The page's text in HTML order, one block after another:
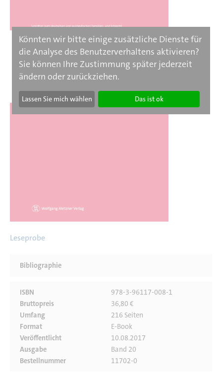
Leseprobe
Bibliographie
ISBN
978-3-96117-008-1
Bruttopreis
36,80 €
Umfang
216 Seiten
Format
E-Book
Veröffentlicht
10.08.2017
Ausgabe
Band 20
Bestellnummer
11702-0
Könnten wir bitte einige zusätzliche Dienste für
die Analyse des Benutzerverhaltens aktivieren?
Sie können Ihre Zustimmung später jederzeit
ändern oder zurückziehen.
Lassen Sie mich wählen Das ist ok